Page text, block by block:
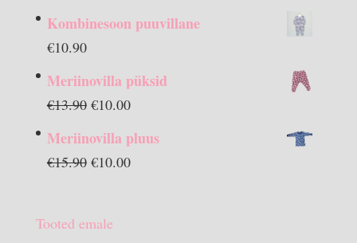
Kombinesoon puuvillane
€10.90
Meriinovilla püksid
€13.90 Algne
€10.00Praegune
on:
Meriinovilla pluus
€15.90 Algne
€15.90.
€10.00Praegune
Tooted emale